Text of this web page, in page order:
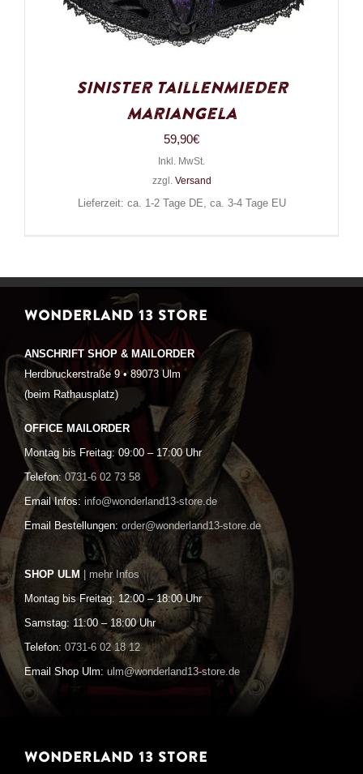
Sinister Taillenmieder
Mariangela
59,90€
Inkl. MwSt.
zzgl. Versand
Lieferzeit: ca. 1-2 Tage DE, ca. 3-4 Tage EU
WONDERLAND 13 STORE
ANSCHRIFT SHOP & MAILORDER
Herdbruckerstraße 9 • 89073 Ulm
(beim Rathausplatz)
OFFICE MAILORDER
Montag bis Freitag: 09:00 – 17:00 Uhr
Telefon: 0731-6 02 73 58
Email Infos: info@wonderland13-store.de
Email Bestellungen: order@wonderland13-store.de
SHOP ULM | mehr Infos
Montag bis Freitag: 12:00 – 18:00 Uhr
Samstag: 11:00 – 18:00 Uhr
Telefon: 0731-6 02 18 12
Email Shop Ulm: ulm@wonderland13-store.de
WONDERLAND 13 STORE